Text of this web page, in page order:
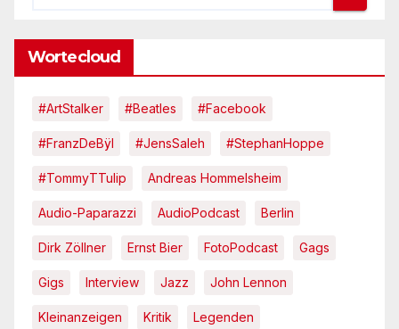
Wortecloud
#ArtStalker #Beatles #Facebook
#FranzDeBÿl #JensSaleh #StephanHoppe
#TommyTTulip Andreas Hommelsheim
Audio-Paparazzi AudioPodcast Berlin
Dirk Zöllner Ernst Bier FotoPodcast Gags
Gigs Interview Jazz John Lennon
Kleinanzeigen Kritik Legenden